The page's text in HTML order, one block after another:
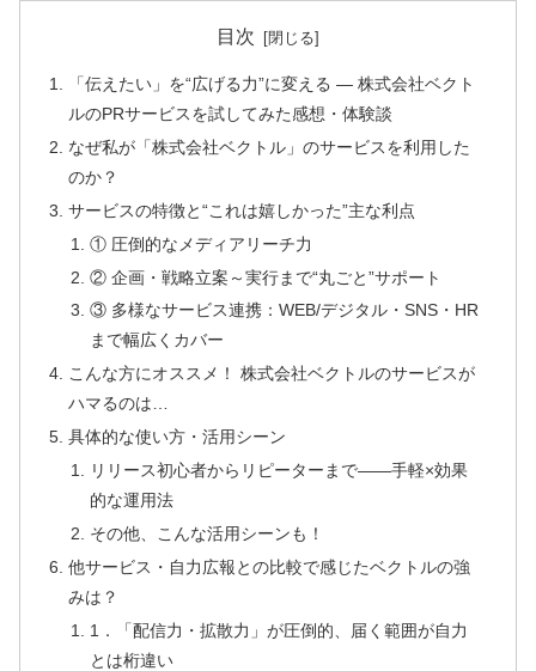
目次
「伝えたい」を“広げる力”に変える ― 株式会社ベクト
ルのPRサービスを試してみた感想・体験談
なぜ私が「株式会社ベクトル」のサービスを利用した
のか？
サービスの特徴と“これは嬉しかった”主な利点
① 圧倒的なメディアリーチ力
② 企画・戦略立案～実行まで“丸ごと”サポート
③ 多様なサービス連携：WEB/デジタル・SNS・HR
まで幅広くカバー
こんな方にオススメ！ 株式会社ベクトルのサービスが
ハマるのは…
具体的な使い方・活用シーン
リリース初心者からリピーターまで——手軽×効果
的な運用法
その他、こんな活用シーンも！
他サービス・自力広報との比較で感じたベクトルの強
みは？
1．「配信力・拡散力」が圧倒的、届く範囲が自力
とは桁違い